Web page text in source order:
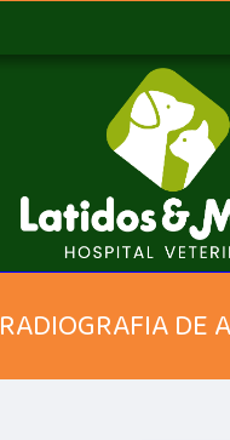
RADIOGRAFIA DE